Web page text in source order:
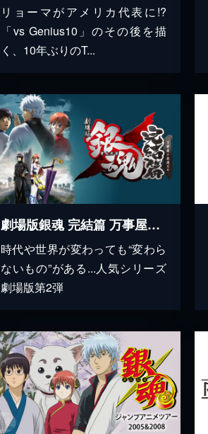
リョーマがアメリカ代表に!?
「vs Genius10」のその後を描
く、10年ぶりのT...
劇場版銀魂 完結篇 万事屋よ永遠なれ
時代や世界が変わっても“変わら
ないもの”がある...人気シリーズ
劇場版第2弾